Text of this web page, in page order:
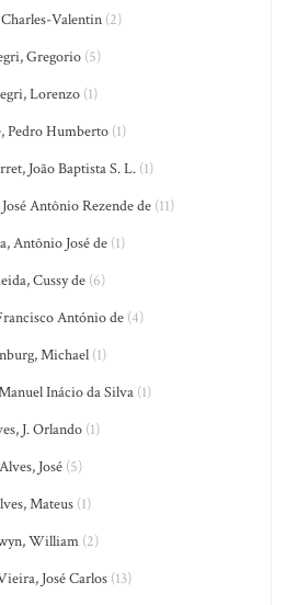
Valentin (2)
Gregorio (5)
Lorenzo (1)
Pedro Humberto(1)
João Baptista S. L.(1)
Antônio Rezende de (11)
Antônio José de (1)
Cussy de (6)
António de (4)
Michael (1)
Inácio da Silva(1)
J. Orlando(1)
Alves, José (5)
Mateus (1)
William(2)
José Carlos (13)